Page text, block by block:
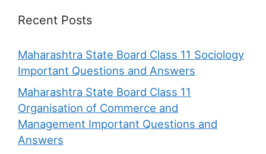
Recent Posts
Maharashtra State Board Class 11 Sociology
Important Questions and Answers
Maharashtra State Board Class 11
Organisation of Commerce and
Management Important Questions and
Answers